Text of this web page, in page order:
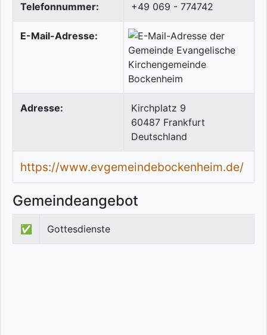
Telefonnummer: +49 069 - 774742
E-Mail-Adresse:
Adresse:
Kirchplatz 9
60487 Frankfurt
Deutschland
https://www.evgemeindebockenheim.de/
Gemeindeangebot
✅ Gottesdienste